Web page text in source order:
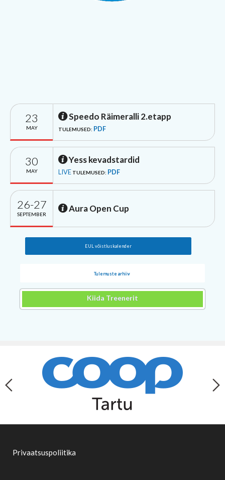
23
MAY
Speedo Räimeralli 2.etapp
TULEMUSED: PDF
30
MAY
Yess kevadstardid
LIVE TULEMUSED: PDF
26-27
SEPTEMBER
Aura Open Cup
EUL võistluskalender
Tulemuste arhiiv
Kiida Treenerit
Privaatsuspoliitika